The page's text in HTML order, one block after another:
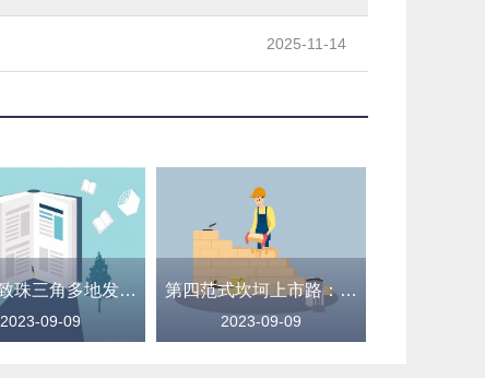
2025-11-14
强降雨致珠三角多地发生内涝 广东全省提前转移8万余人
2023-09-09
第四范式坎坷上市路：三年四次递表终见曙光，AI路线双管齐下难料资本热度
2023-09-09